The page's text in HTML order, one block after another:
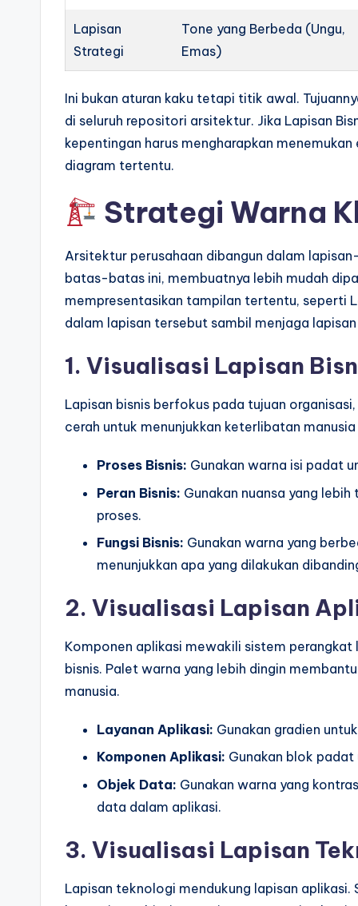
Lapisan
Strategi
Tone yang Berbeda (Ungu,
Emas)
Ini bukan aturan kaku tetapi titik awal.
di seluruh repositori arsitektur. Jika Lapisan
kepentingan harus mengharapkan
diagram tertentu.
Strategi Warna
Arsitektur perusahaan dibangun dalam
batas-batas ini, membuatnya lebih mudah
mempresentasikan tampilan tertentu, seperti
dalam lapisan tersebut sambil menjaga
1. Visualisasi Lapisan
Lapisan bisnis berfokus pada tujuan
cerah untuk menunjukkan keterlibatan manusia
Proses Bisnis: Gunakan warna isi padat
Peran Bisnis: Gunakan nuansa yang
proses.
Fungsi Bisnis: Gunakan warna yang
menunjukkan apa yang dilakukan
2. Visualisasi Lapisan
Komponen aplikasi mewakili sistem
bisnis. Palet warna yang lebih dingin
manusia.
Layanan Aplikasi: Gunakan gradien
Komponen Aplikasi: Gunakan blok
Objek Data: Gunakan warna yang
data dalam aplikasi.
3. Visualisasi Lapisan
Lapisan teknologi mendukung lapisan